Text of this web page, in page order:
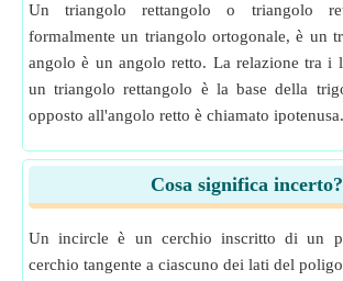
Un triangolo rettangolo o triangolo
formalmente un triangolo ortogonale, è un
angolo è un angolo retto. La relazione tra i
un triangolo rettangolo è la base della
opposto all'angolo retto è chiamato ipotenusa.
Cosa significa incerto?
Un incircle è un cerchio inscritto di un
cerchio tangente a ciascuno dei lati del